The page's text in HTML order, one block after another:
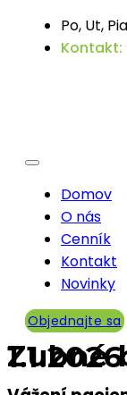
Po, Ut,
Kontakt:
Domov
O nás
Cenník
Kontakt
Novinky
Objednajte sa
Zubné benefity od 1.1.2026